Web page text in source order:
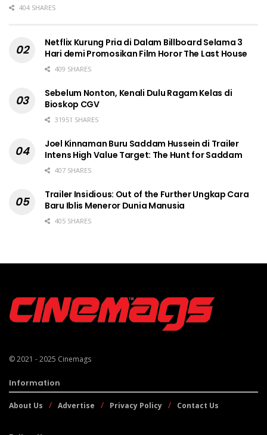
404 SHARES
Netflix Kurung Pria di Dalam Billboard Selama 3
Hari demi Promosikan Film Horor The Last House
409 SHARES
Sebelum Nonton, Kenali Dulu Ragam Kelas di
Bioskop CGV
31951 SHARES
Joel Kinnaman Buru Saddam Hussein di Trailer
Intens High Value Target: The Hunt for Saddam
407 SHARES
Trailer Insidious: Out of the Further Ungkap Cara
Baru Iblis Meneror Dunia Manusia
405 SHARES
© 2021 - 2025 Cinemags
Information
About Us Advertise Privacy Policy Contact Us